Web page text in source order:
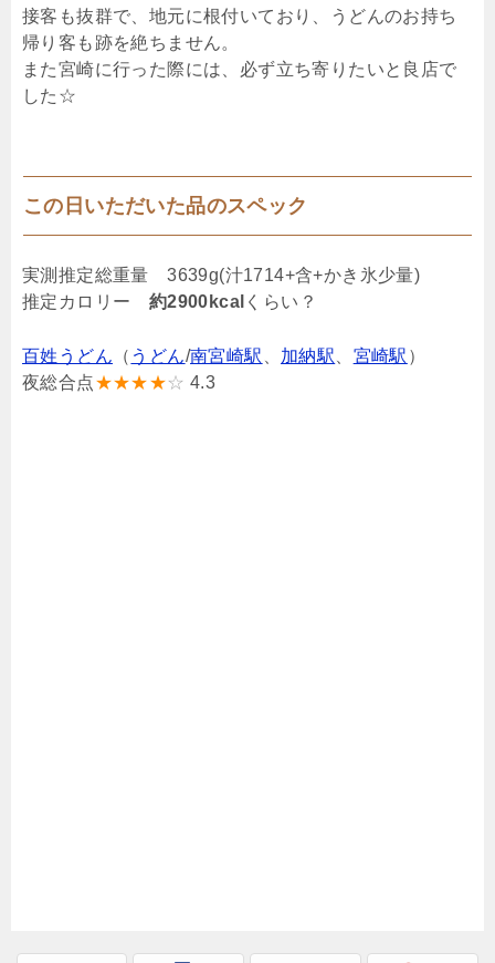
接客も抜群で、地元に根付いており、うどんのお持ち
帰り客も跡を絶ちません。
また宮崎に行った際には、必ず立ち寄りたいと良店で
した☆
この日いただいた品のスペック
実測推定総重量 3639g(汁1714+含+かき氷少量)
推定カロリー 約2900kcal くらい？
百姓うどん （ うどん/南宮崎駅 加納駅 宮崎駅 ）
夜総合点★★★★☆ 4.3